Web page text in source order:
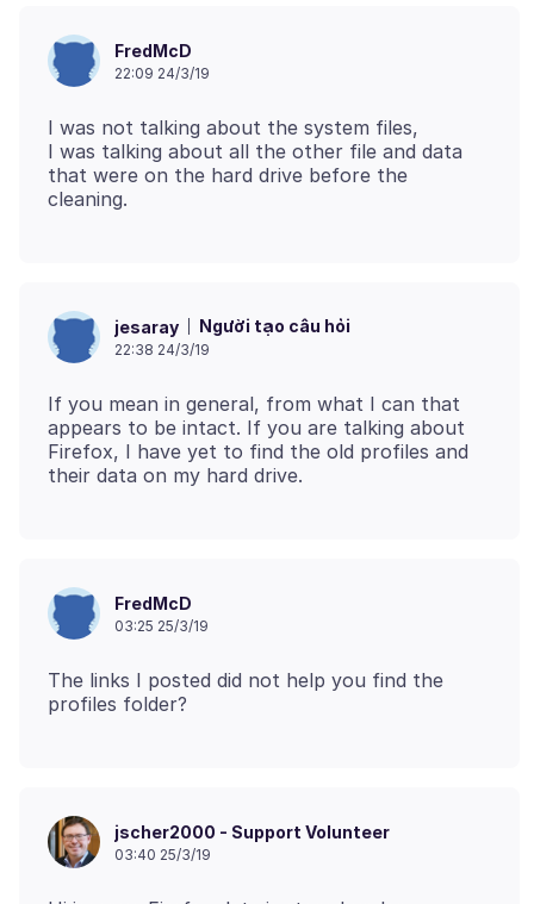
FredMcD
22:09 24/3/19
I was not talking about the system files,
I was talking about all the other file and data
that were on the hard drive before the
jesaray Người tạo câu hỏi
22:38 24/3/19
If you mean in general, from what I can that
appears to be intact. If you are talking about
Firefox, I have yet to find the old profiles and
FredMcD
03:25 25/3/19
The links I posted did not help you find the
jscher2000 - Support Volunteer
03:40 25/3/19